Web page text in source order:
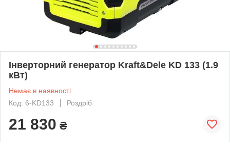
Інверторний генератор Kraft&Dele KD 133 (1.9
кВт)
Немає в наявності
Код: 6-KD133
Роздріб
21 830 ₴